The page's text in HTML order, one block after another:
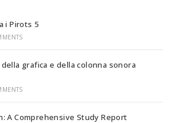
i Pirots 5
grafica e della colonna sonora
A Comprehensive Study Report